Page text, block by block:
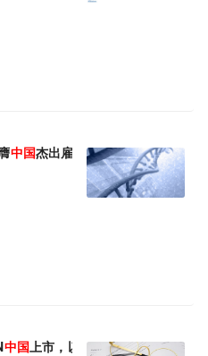
中国杰出雇主
中国上市，以全球品质与本土制造